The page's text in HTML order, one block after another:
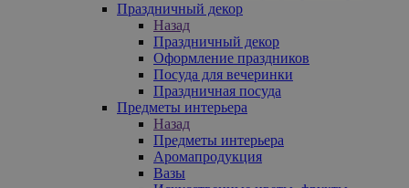
Праздничный декор
Назад
Праздничный декор
Оформление праздников
Посуда для вечеринки
Праздничная посуда
Предметы интерьера
Назад
Предметы интерьера
Аромапродукция
Вазы